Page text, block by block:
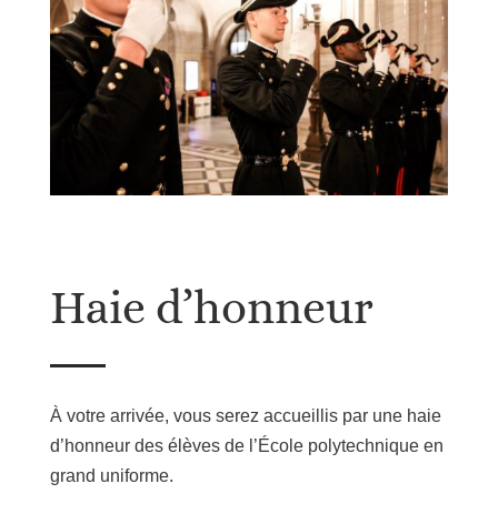
Haie d’honneur
À votre arrivée, vous serez accueillis par une haie
d’honneur des élèves de l’École polytechnique en
grand uniforme.